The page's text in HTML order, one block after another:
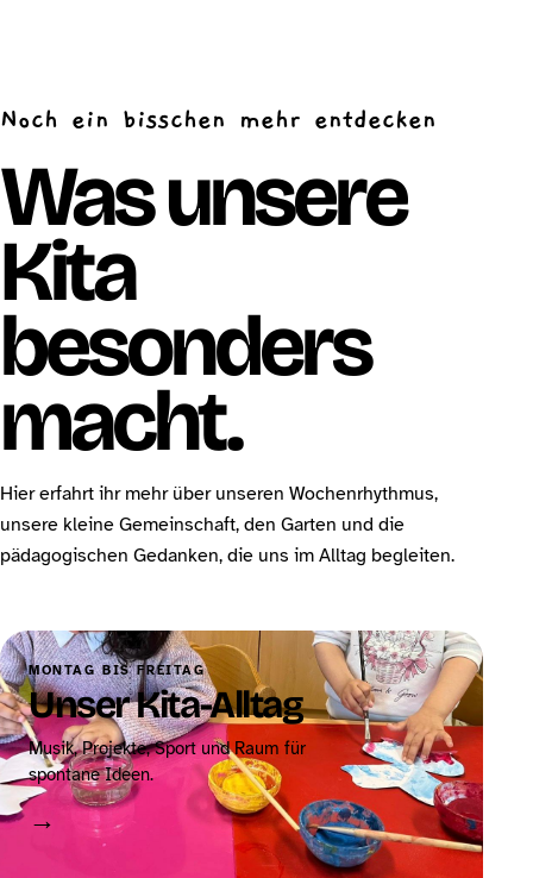
Noch ein bisschen mehr entdecken
Was unsere
Kita
besonders
macht.
Hier erfahrt ihr mehr über unseren Wochenrhythmus,
unsere kleine Gemeinschaft, den Garten und die
pädagogischen Gedanken, die uns im Alltag begleiten.
MONTAG BIS FREITAG
Unser Kita-Alltag
Musik, Projekte, Sport und Raum für
spontane Ideen.
→